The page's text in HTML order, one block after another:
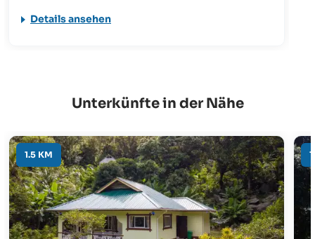
Details ansehen
Unterkünfte in der Nähe
1.5 KM